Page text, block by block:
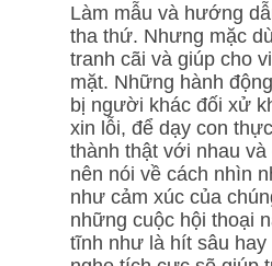
Làm mẫu và hướng
tha thứ. Nhưng mặc
tranh cãi và giúp cho
mặt. Những hành
bị người khác đối xử
xin lỗi, để dạy con
thành thật với nhau và
nên nói về cách nhìn
như cảm xúc của
những cuộc hội thoại
tĩnh như là hít sâu